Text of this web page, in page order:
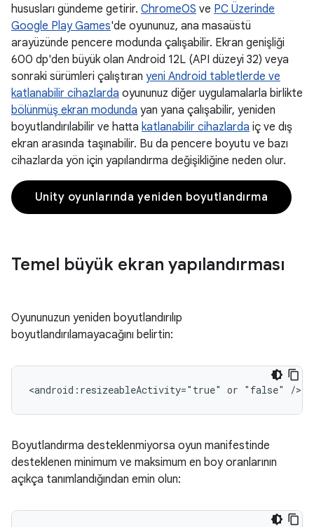
hususları gündeme getirir. ChromeOS ve PC Üzerinde
Google Play Games'de oyununuz, ana masaüstü
arayüzünde pencere modunda çalışabilir. Ekran genişliği
600 dp'den büyük olan Android 12L (API düzeyi 32) veya
sonraki sürümleri çalıştıran yeni Android tabletlerde ve
katlanabilir cihazlarda oyununuz diğer uygulamalarla birlikte
bölünmüş ekran modunda yan yana çalışabilir, yeniden
boyutlandırılabilir ve hatta katlanabilir cihazlarda iç ve dış
ekran arasında taşınabilir. Bu da pencere boyutu ve bazı
cihazlarda yön için yapılandırma değişikliğine neden olur.
Unity oyunlarında yeniden boyutlandırma
Temel büyük ekran yapılandırması
Oyununuzun yeniden boyutlandırılıp
boyutlandırılamayacağını belirtin:
<android:resizeableActivity="true" or "false"
Boyutlandırma desteklenmiyorsa oyun manifestinde
desteklenen minimum ve maksimum en boy oranlarının
açıkça tanımlandığından emin olun: